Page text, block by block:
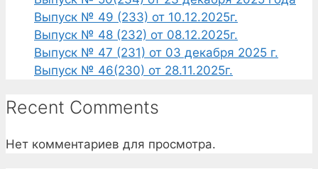
Выпуск № 49 (233) от 10.12.2025г.
Выпуск № 48 (232) от 08.12.2025г.
Выпуск № 47 (231) от 03 декабря 2025 г.
Выпуск № 46(230) от 28.11.2025г.
Recent Comments
Нет комментариев для просмотра.